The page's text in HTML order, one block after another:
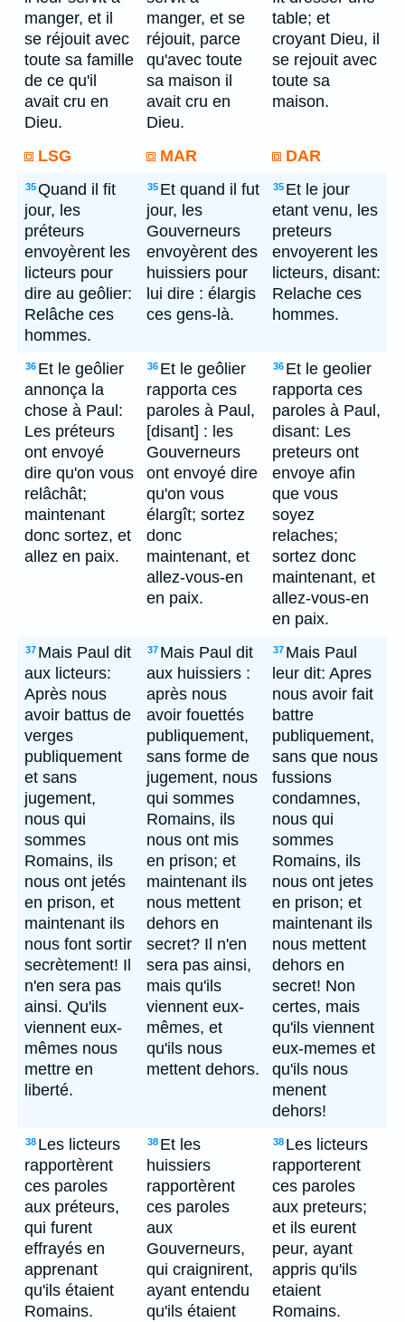
manger, et il
se réjouit avec
toute sa famille
de ce qu'il
avait cru en
Dieu.
manger, et se
réjouit, parce
qu'avec toute
sa maison il
avait cru en
Dieu.
table; et
croyant Dieu, il
se rejouit avec
toute sa
maison.
LSG MAR DAR
35Quand il fit
jour, les
préteurs
envoyèrent les
licteurs pour
dire au geôlier:
Relâche ces
hommes.
35 Et quand il fut
jour, les
Gouverneurs
envoyèrent des
huissiers pour
lui dire : élargis
ces gens-là.
35 Et le jour
etant venu, les
preteurs
envoyerent les
licteurs, disant:
Relache ces
hommes.
36 Et le geôlier
annonça la
chose à Paul:
Les préteurs
ont envoyé
dire qu'on vous
relâchât;
maintenant
donc sortez, et
allez en paix.
36 Et le geôlier
rapporta ces
paroles à Paul,
[disant] : les
Gouverneurs
ont envoyé dire
qu'on vous
élargît; sortez
donc
maintenant, et
allez-vous-en
en paix.
36 Et le geolier
rapporta ces
paroles à Paul,
disant: Les
preteurs ont
envoye afin
que vous
soyez
relaches;
sortez donc
maintenant, et
allez-vous-en
en paix.
37 Mais Paul dit
aux licteurs:
Après nous
avoir battus de
verges
publiquement
et sans
jugement,
nous qui
sommes
Romains, ils
nous ont jetés
en prison, et
maintenant ils
nous font sortir
secrètement! Il
n'en sera pas
ainsi. Qu'ils
viennent eux-
mêmes nous
mettre en
liberté.
37 Mais Paul dit
aux huissiers :
après nous
avoir fouettés
publiquement,
sans forme de
jugement, nous
qui sommes
Romains, ils
nous ont mis
en prison; et
maintenant ils
nous mettent
dehors en
secret? Il n'en
sera pas ainsi,
mais qu'ils
viennent eux-
mêmes, et
qu'ils nous
mettent dehors.
37 Mais Paul
leur dit: Apres
nous avoir fait
battre
publiquement,
sans que nous
fussions
condamnes,
nous qui
sommes
Romains, ils
nous ont jetes
en prison; et
maintenant ils
nous mettent
dehors en
secret! Non
certes, mais
qu'ils viennent
eux-memes et
qu'ils nous
menent
dehors!
38 Les licteurs
rapportèrent
ces paroles
aux préteurs,
qui furent
effrayés en
apprenant
qu'ils étaient
Romains.
38 Et les
huissiers
rapportèrent
ces paroles
aux
Gouverneurs,
qui craignirent,
ayant entendu
qu'ils étaient
38 Les licteurs
rapporterent
ces paroles
aux preteurs;
et ils eurent
peur, ayant
appris qu'ils
etaient
Romains.